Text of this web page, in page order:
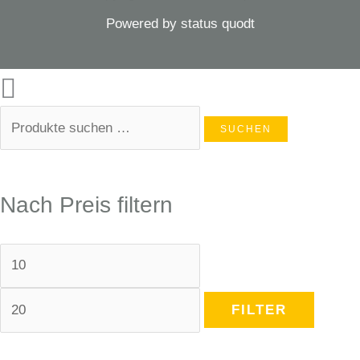
Powered by status quodt
SUCHEN
Nach Preis filtern
FILTER